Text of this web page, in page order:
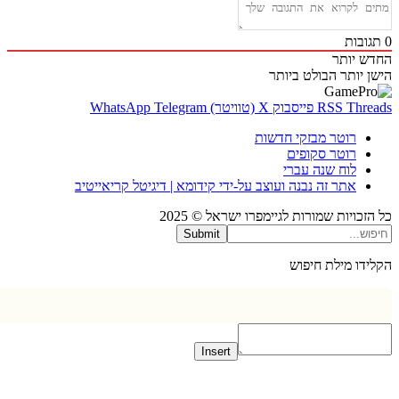
יותר
יותר הבולט ביותר
RSS פייסבוק X (טוויטר) WhatsApp Telegram
רוטר מבזקי חדשות
רוטר סקופים
לוח שנה עברי
אתר זה נבנה ועוצב על-ידי קידומא | דיגיטל קריאייטיב
שמורות לגיימפרו ישראל © 2025
Submit
מילת חיפוש
Insert